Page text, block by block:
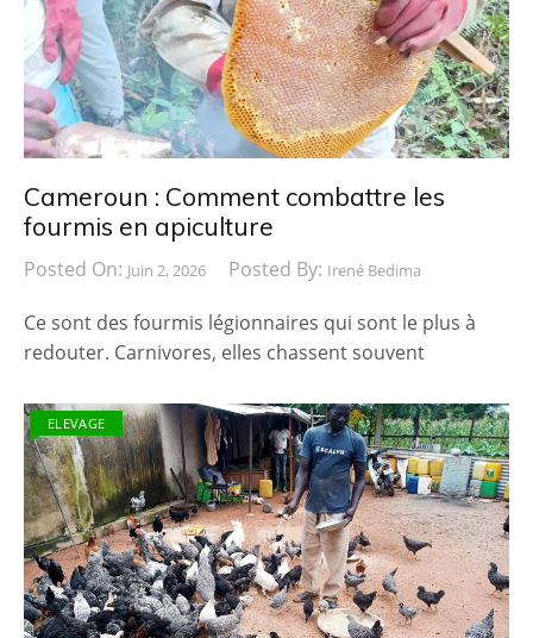
Cameroun : Comment combattre les
fourmis en apiculture
Posted On: Juin 2, 2026 Posted By: Irené Bedima
Ce sont des fourmis légionnaires qui sont le plus à
redouter. Carnivores, elles chassent souvent
ELEVAGE